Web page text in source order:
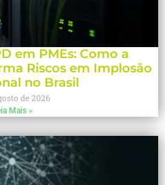
em PMEs: Como a
Riscos em Implosão
no Brasil
de 2026
Mais »